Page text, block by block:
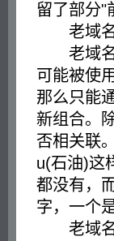
留了部分"
老域名
老域名
可能被使
那么只能
新组合。
否相关联
u(石油)这
都没有，
字，一个
老域名